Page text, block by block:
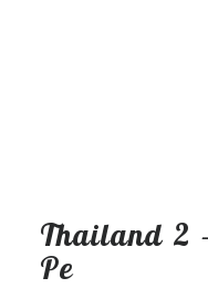
Thailand 2
Pe